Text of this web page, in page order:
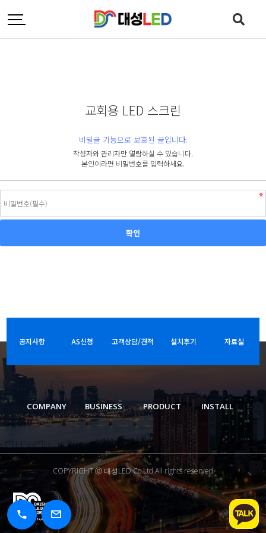
교회용 LED 스크린
비밀글 기능으로 보호된 글입니다.
작성자와 관리자만 열람하실 수 있습니다.
본인이라면 비밀번호를 입력하세요.
공지사항 AS신청 고객상담/견적 설치후기 자료실
COMPANY BUSINESS PRODUCT INSTALL
COPYRIGHT ⓒ 대성LED Co.Ltd.All rights reserved